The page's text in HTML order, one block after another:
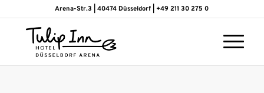
Arena-Str.3 | 40474 Düsseldorf | +49 211 30 275 0